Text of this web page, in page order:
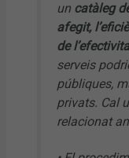
un catàleg
afegit,
de
serveis
públiques,
privats. Cal
relacionat